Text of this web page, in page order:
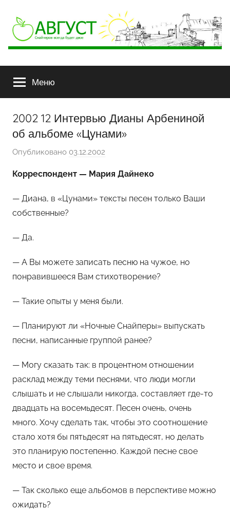
АВГУСТ
будет
двое
Меню
2002 12 Интервью Дианы Арбениной
об альбоме «Цунами»
Опубликовано 03.12.2002
т
е
л
Корреспондент — Мария Дайнеко
— Диана, в «Цунами» тексты песен только Ваши
собственные?
— Да.
— А Вы можете записать песню на чужое, но
понравившееся Вам стихотворение?
— Такие опыты у меня были.
— Планируют ли «Ночные Снайперы» выпускать
песни, написанные группой ранее?
— Могу сказать так: в процентном отношении
расклад между теми песнями, что люди могли
слышать и не слышали никогда, составляет где-то
двадцать на восемьдесят. Песен очень, очень
много. Хочу сделать так, чтобы это соотношение
стало хотя бы пятьдесят на пятьдесят, но делать
это планирую постепенно. Каждой песне свое
место и свое время.
— Так сколько еще альбомов в перспективе можно
ожидать?